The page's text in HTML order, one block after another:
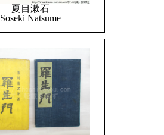
夏目漱石
Soseki Natsume